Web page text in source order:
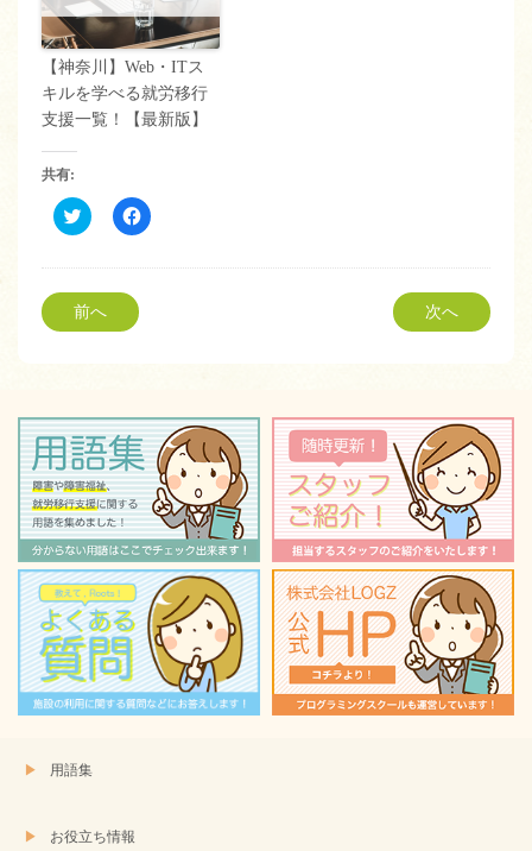
【神奈川】Web・ITス
キルを学べる就労移行
支援一覧！【最新版】
共有:
ク
リ
し
て
Twitter
で
共
ウ
ィ
ン
ド
ウ
で
開
き
ま
す)
Facebook
で
す
て
く
だ
さ
い
(新
し
い
ウ
ィ
ン
ド
ウ
で
開
き
ま
す)
前へ 次へ
用語集
お役立ち情報